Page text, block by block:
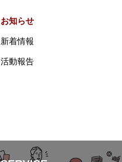
お知らせ
新着情報
活動報告